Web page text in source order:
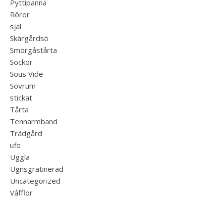
Pyttipanna
Röror
sjal
Skärgårdsö
Smörgåstårta
Sockor
Sous Vide
Sovrum
stickat
Tårta
Tennarmband
Trädgård
ufo
Uggla
Ugnsgratinerad
Uncategorized
Våfflor